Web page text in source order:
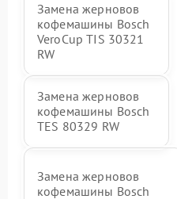
Замена жерновов
кофемашины Bosch
VeroCup TIS 30321
RW
Замена жерновов
кофемашины Bosch
TES 80329 RW
Замена жерновов
кофемашины Bosch